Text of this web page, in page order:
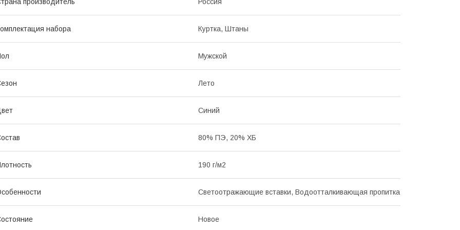
производитель Россия
набора Куртка, Штаны
Мужской
Лето
Синий
80% ПЭ, 20% ХБ
190 г/м2
Светоотражающие вставки, Водоотталкивающая пропитка
Новое